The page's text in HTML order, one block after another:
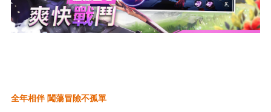
全年相伴 闖蕩冒險不孤單